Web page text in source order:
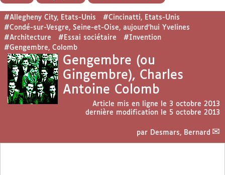
#Allegheny City, Etats-Unis
#Cincinatti, Etats-Unis
#Condé-sur-Vesgre, Seine-et-Oise, aujourd’hui Yvelines
#Architecture
#Essai sociétaire
#Invention
#Gengembre, Colomb
Gengembre (ou
Gingembre), Charles
Antoine Colomb
Article mis en ligne le 3 octobre 2013
dernière modification le 5 octobre 2013
par Desmars, Bernard